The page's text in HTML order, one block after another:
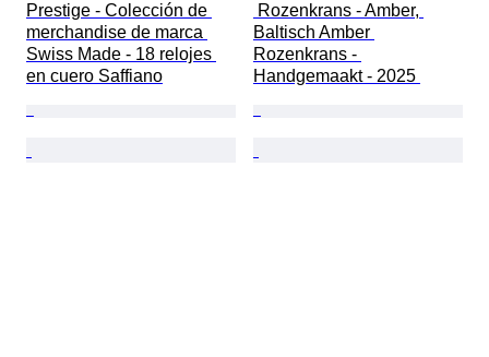
Prestige - Colección de
merchandise de marca
Swiss Made - 18 relojes
en cuero Saffiano
Baltisch Amber
Rozenkrans -
Handgemaakt - 2025